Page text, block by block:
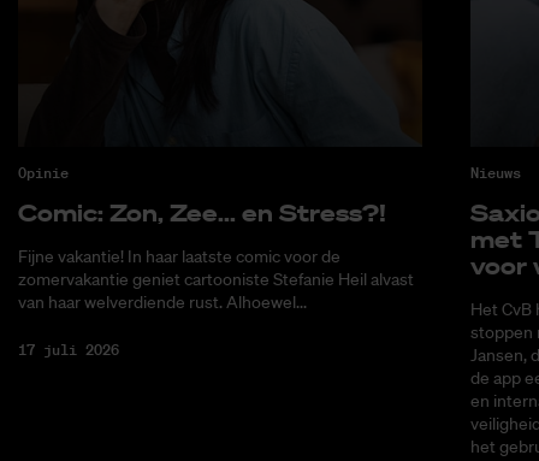
Opinie
Co­mic: Zon, Zee... en Stress?!
Fijne vakantie! In haar laatste comic voor de
zomervakantie geniet cartooniste Stefanie Heil alvast
van haar welverdiende rust. Alhoewel...
17 juli 2026
Nieuws
met
voor
Het CvB
stoppen
Jansen,
de app
en
het